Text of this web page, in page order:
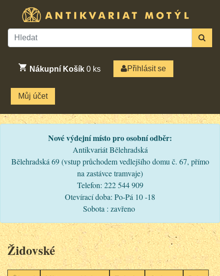
Nákupní Košík 0 ks Přihlásit se
Můj účet
Nové výdejní místo pro osobní odběr:
Antikvariát Bělehradská
Bělehradská 69 (vstup průchodem vedlejšího domu č. 67, přímo
na zastávce tramvaje)
Telefon: 222 544 909
Otevírací doba: Po-Pá 10 -18
Sobota : zavřeno
Židovské